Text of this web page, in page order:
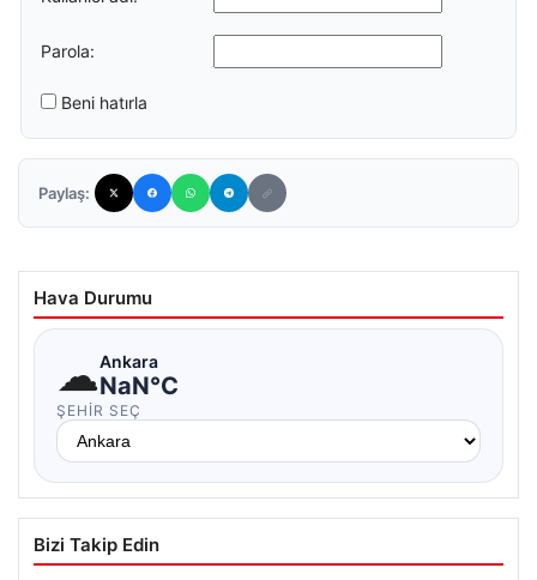
Parola:
Beni hatırla
Paylaş:
Hava Durumu
☁Ankara
NaN°C
ŞEHIR SEÇ
Bizi Takip Edin